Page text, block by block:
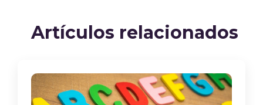
Artículos relacionados